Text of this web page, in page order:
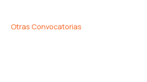
Otras Convocatorias